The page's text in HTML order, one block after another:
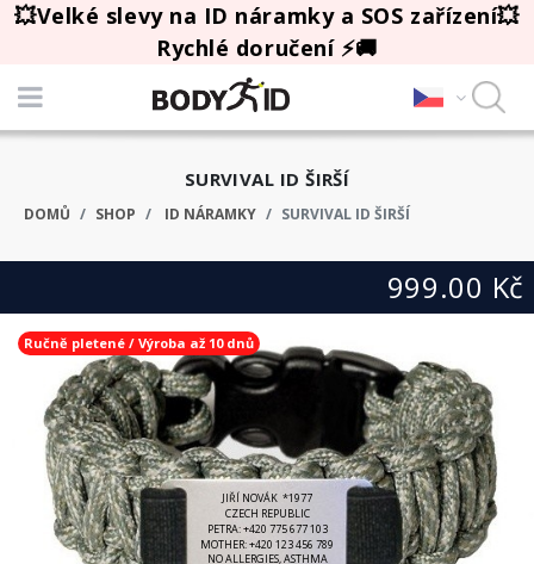
💥Velké slevy na ID náramky a SOS zařízení💥
Rychlé doručení ⚡🚚
SURVIVAL ID ŠIRŠÍ
DOMŮ SHOP ID NÁRAMKY SURVIVAL ID ŠIRŠÍ
999.00 Kč
Ručně pletené / Výroba až 10 dnů